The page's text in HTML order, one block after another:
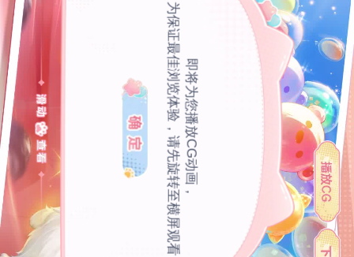
即将为您播放CG动画，
为保证最佳浏览体验，请先旋转至横屏观看